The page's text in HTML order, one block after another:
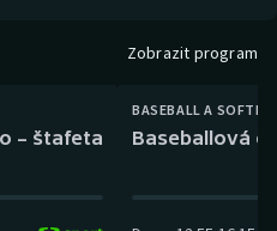
Zobrazit program
– štafeta
BASEBALL A
Baseballová